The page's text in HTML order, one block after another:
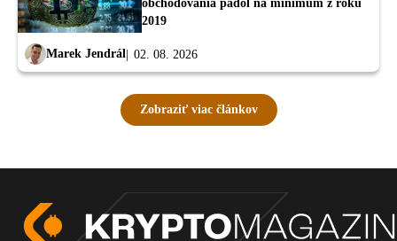
obchodovania padol na minimum z roku
2019
Marek Jendrál 02. 08. 2026
Zobraziť viac článkov